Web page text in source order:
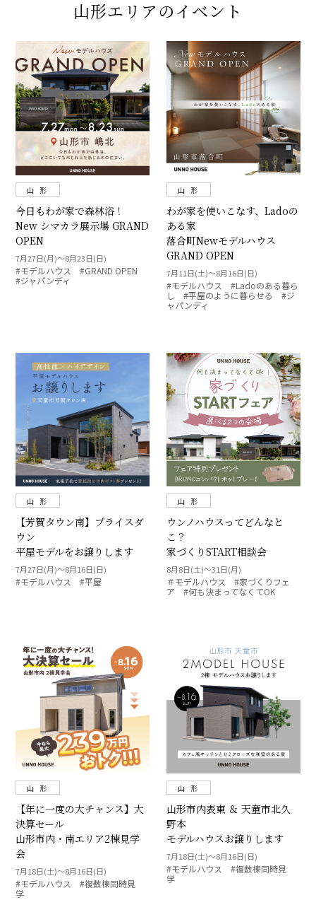
山形エリアのイベント
山 形
今日もわが家で森林浴！
New シマカラ展示場 GRAND
OPEN
7月27日(月)～8月23日(日)
#モデルハウス #GRAND OPEN
#ジャパンディ
山 形
わが家を使いこなす、Ladoの
ある家
落合町Newモデルハウス
GRAND OPEN
7月11日(土)～8月16日(日)
#モデルハウス #Ladoのある暮ら
し #平屋のように暮らせる #ジ
ャパンディ
山 形
【芳賀タウン南】プライスダ
ウン
平屋モデルをお譲りします
7月27日(月)～8月16日(日)
#モデルハウス #平屋
山 形
ウンノハウスってどんなと
こ？
家づくりSTART相談会
8月8日(土)～31日(月)
＃モデルハウス #家づくりフェ
ア #何も決まってなくてOK
山 形
【年に一度の大チャンス】大
決算セール
山形市内・南エリア2棟見学
会
7月18日(土)～8月16日(日)
#モデルハウス #複数棟同時見
学
山 形
山形市内表東 ＆ 天童市北久
野本
モデルハウスお譲りします
7月18日(土)～8月16日(日)
#モデルハウス #複数棟同時見
学